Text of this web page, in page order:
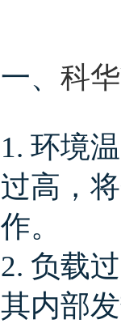
一、 科
1. 环境
过高，
作。
2. 负载
其内部